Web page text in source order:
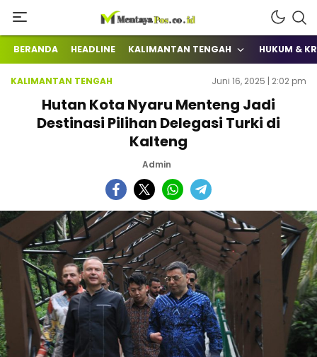
mentayapos.co.id
Terkini Mengabarkan
BERANDA HEADLINE KALIMANTAN TENGAH HUKUM &
KALIMANTAN TENGAH Juni 16, 2025 | 2:02 pm
Hutan Kota Nyaru Menteng Jadi
Destinasi Pilihan Delegasi Turki di
Kalteng
Admin